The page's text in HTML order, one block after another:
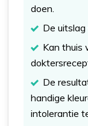
doen.
De
Kan thuis
De
handige
intolerantie